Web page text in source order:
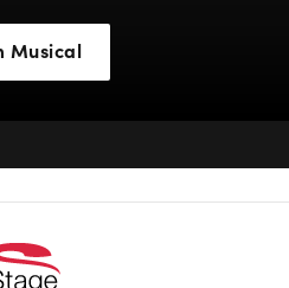
Musical